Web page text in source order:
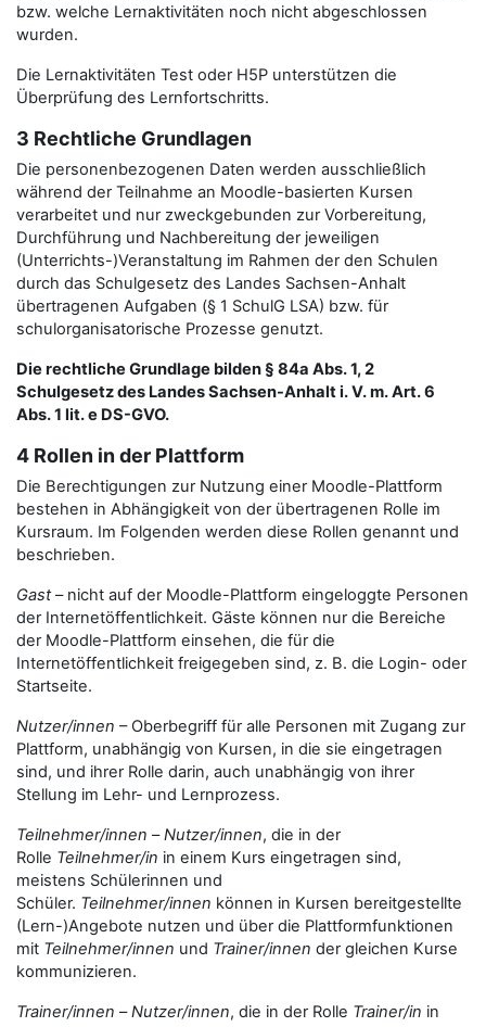
bzw. welche Lernaktivitäten noch nicht abgeschlossen
wurden.
Die Lernaktivitäten Test oder H5P unterstützen die
Überprüfung des Lernfortschritts.
3 Rechtliche Grundlagen
Die personenbezogenen Daten werden ausschließlich
während der Teilnahme an Moodle-basierten Kursen
verarbeitet und nur zweckgebunden zur Vorbereitung,
Durchführung und Nachbereitung der jeweiligen
(Unterrichts-)Veranstaltung im Rahmen der den Schulen
durch das Schulgesetz des Landes Sachsen-Anhalt
übertragenen Aufgaben (§ 1 SchulG LSA) bzw. für
schulorganisatorische Prozesse genutzt.
Die rechtliche Grundlage bilden § 84a Abs. 1, 2
Schulgesetz des Landes Sachsen-Anhalt i. V. m. Art. 6
Abs. 1 lit. e DS-GVO.
4 Rollen in der Plattform
Die Berechtigungen zur Nutzung einer Moodle-Plattform
bestehen in Abhängigkeit von der übertragenen Rolle im
Kursraum. Im Folgenden werden diese Rollen genannt und
beschrieben.
Gast– nicht auf der Moodle-Plattform eingeloggte Personen
der Internetöffentlichkeit. Gäste können nur die Bereiche
der Moodle-Plattform einsehen, die für die
Internetöffentlichkeit freigegeben sind, z. B. die Login- oder
Startseite.
Nutzer/innen – Oberbegriff für alle Personen mit Zugang zur
Plattform, unabhängig von Kursen, in die sie eingetragen
sind, und ihrer Rolle darin, auch unabhängig von ihrer
Stellung im Lehr- und Lernprozess.
Teilnehmer/innen –Nutzer/innen, die in der
Rolle Teilnehmer/in in einem Kurs eingetragen sind,
meistens Schülerinnen und
Schüler. Teilnehmer/innen können in Kursen bereitgestellte
(Lern-)Angebote nutzen und über die Plattformfunktionen
mit Teilnehmer/innen und Trainer/innen der gleichen Kurse
kommunizieren.
Trainer/innen –Nutzer/innen, die in der Rolle Trainer/in in